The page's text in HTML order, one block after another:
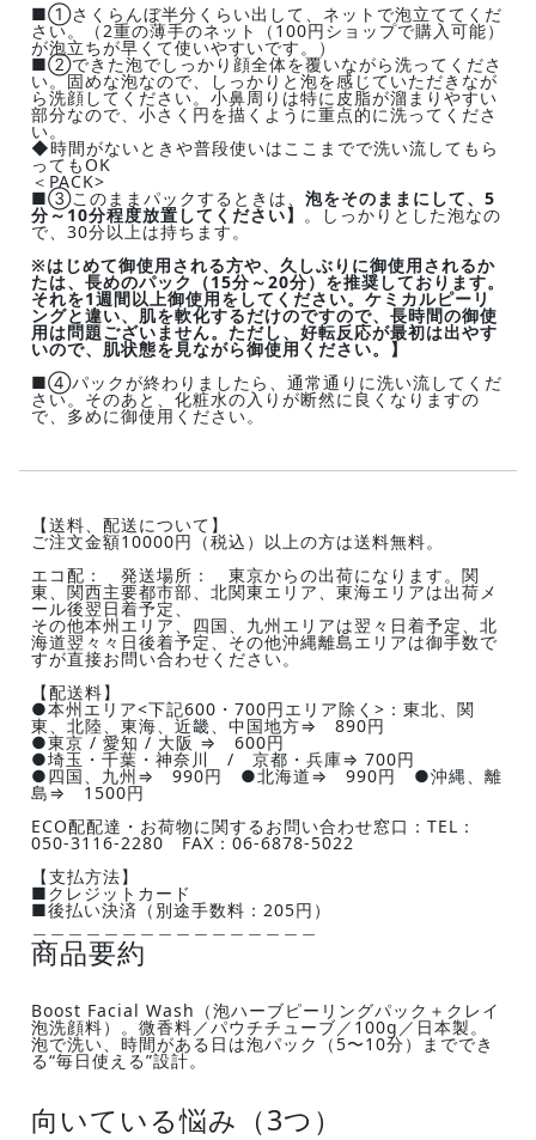
■①さくらんぼ半分くらい出して、ネットで泡立ててくだ
さい。（2重の薄手のネット（100円ショップで購入可能）
が泡立ちが早くて使いやすいです。）
■②できた泡でしっかり顔全体を覆いながら洗ってくださ
い。固めな泡なので、しっかりと泡を感じていただきなが
ら洗顔してください。小鼻周りは特に皮脂が溜まりやすい
部分なので、小さく円を描くように重点的に洗ってくださ
い。
◆時間がないときや普段使いはここまでで洗い流してもら
ってもOK
＜PACK>
■③このままパックするときは、 泡をそのままにして、5
分～10分程度放置してください】 。しっかりとした泡なの
で、30分以上は持ちます。
※はじめて御使用される方や、久しぶりに御使用されるか
たは、長めのパック（15分～20分）を推奨しております。
それを1週間以上御使用をしてください。ケミカルピーリ
ングと違い、肌を軟化するだけのですので、長時間の御使
用は問題ございません。ただし、好転反応が最初は出やす
いので、肌状態を見ながら御使用ください。】
■④パックが終わりましたら、通常通りに洗い流してくだ
さい。そのあと、化粧水の入りが断然に良くなりますの
で、多めに御使用ください。
【送料、配送について】
ご注文金額10000円（税込）以上の方は送料無料。
エコ配： 発送場所： 東京からの出荷になります。関
東、関西主要都市部、北関東エリア、東海エリアは出荷メ
ール後翌日着予定、
その他本州エリア、四国、九州エリアは翌々日着予定、北
海道翌々々日後着予定、その他沖縄離島エリアは御手数で
すが直接お問い合わせください。
【配送料】
●本州エリア<下記600・700円エリア除く>：東北、関
東、北陸、東海、近畿、中国地方⇒ 890円
●東京 / 愛知 / 大阪 ⇒ 600円
●埼玉・千葉・神奈川 / 京都・兵庫⇒ 700円
●四国、九州⇒ 990円 ●北海道⇒ 990円 ●沖縄、離
島⇒ 1500円
ECO配配達・お荷物に関するお問い合わせ窓口：TEL：
050-3116-2280 FAX：06-6878-5022
【支払方法】
■クレジットカード
■後払い決済（別途手数料：205円）
＿＿＿＿＿＿＿＿＿＿＿＿＿＿＿＿
商品要約
Boost Facial Wash（泡ハーブピーリングパック＋クレイ
泡洗顔料）。微香料／パウチチューブ／100g／日本製。
泡で洗い、時間がある日は泡パック（5〜10分）まででき
る“毎日使える”設計。
向いている悩み（3つ）